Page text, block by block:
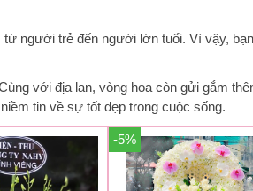
từ người trẻ đến người lớn tuổi. Vì vậy,
với địa lan, vòng hoa còn gửi gắm
tin về sự tốt đẹp trong cuộc sống.
-5%